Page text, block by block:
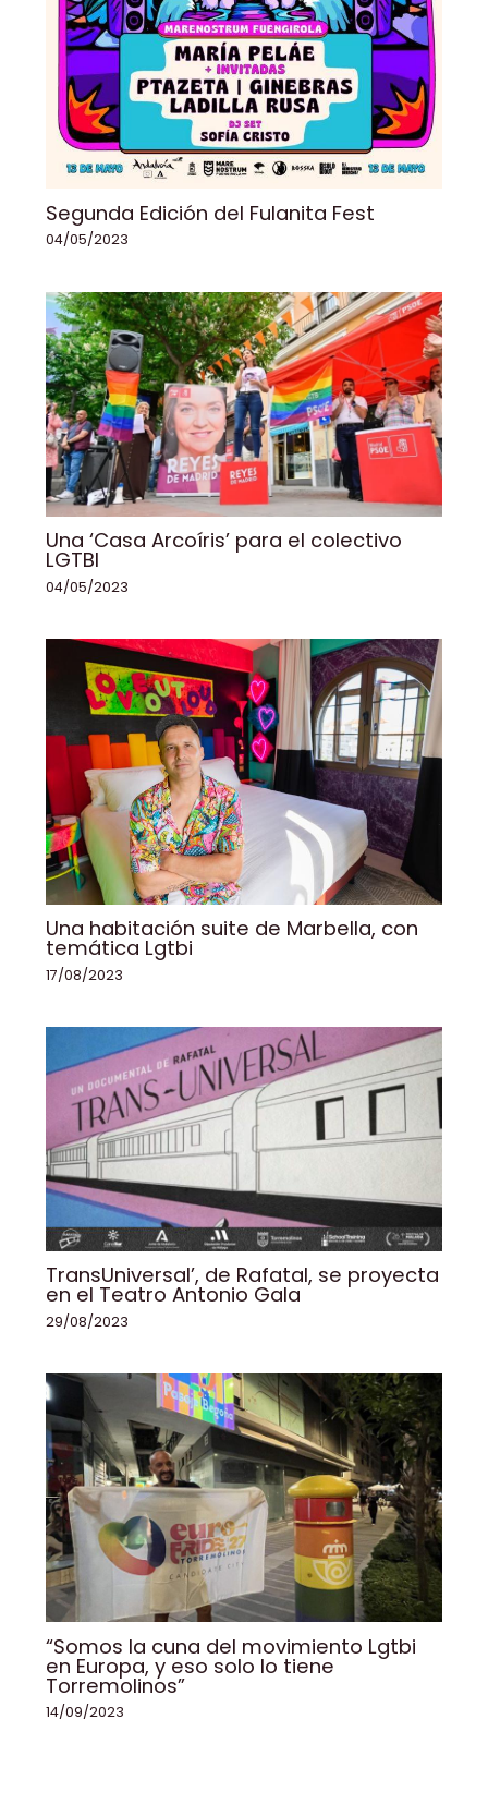
Segunda Edición del Fulanita Fest
04/05/2023
Una ‘Casa Arcoíris’ para el colectivo
LGTBI
04/05/2023
Una habitación suite de Marbella, con
temática Lgtbi
17/08/2023
TransUniversal’, de Rafatal, se proyecta
en el Teatro Antonio Gala
29/08/2023
“Somos la cuna del movimiento Lgtbi
en Europa, y eso solo lo tiene
Torremolinos”
14/09/2023